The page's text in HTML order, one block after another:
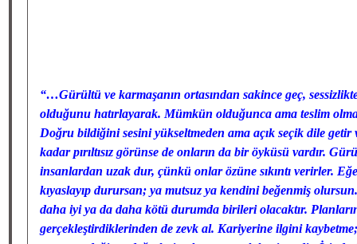
“…Gürültü ve karmaşanın ortasından sakince geç,
olduğunu hatırlayarak. Mümkün olduğunca ama teslim
Doğru bildiğini sesini yükseltmeden ama açık seçik dile
kadar pırıltısız görünse de onların da bir öyküsü vardır.
insanlardan uzak dur, çünkü onlar özüne sıkıntı verirler.
kıyaslayıp durursan; ya mutsuz ya kendini beğenmiş
daha iyi ya da daha kötü durumda birileri olacaktır.
gerçekleştirdiklerinden de zevk al. Kariyerine ilgini